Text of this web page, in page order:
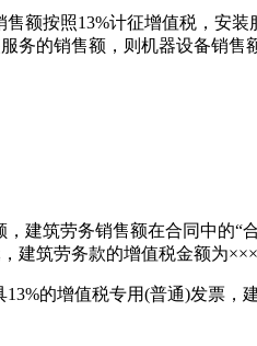
按照13%计征增值税，安装
的销售额，则机器设备销
筑劳务销售额在合同中的“
建筑劳务款的增值税金额为×××
的增值税专用(普通)发票，